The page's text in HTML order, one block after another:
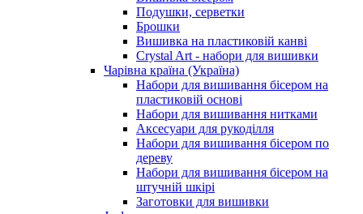
Подушки, серветки
Брошки
Вишивка на пластиковій канві
Crystal Art - набори для вишивки
Чарівна країна (Україна)
Набори для вишивання бісером на
пластиковій основі
Набори для вишивання нитками
Аксесуари для рукоділля
Набори для вишивання бісером по
дереву
Набори для вишивання бісером на
штучній шкірі
Заготовки для вишивки